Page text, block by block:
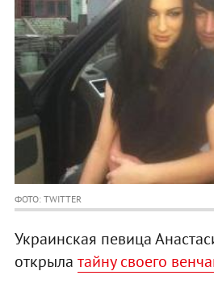
ФОТО: TWITTER
Украинская певица
открыла тайну своего